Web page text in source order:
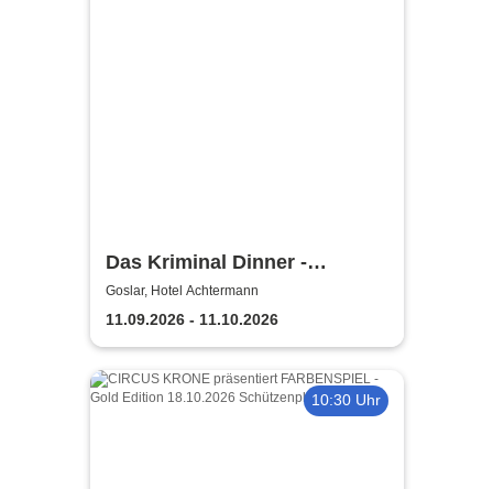
Das Kriminal Dinner -
Testament à la Carte
Goslar, Hotel Achtermann
11.09.2026 - 11.10.2026
10:30 Uhr